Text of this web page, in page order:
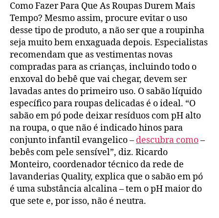
Como Fazer Para Que As Roupas Durem Mais
Tempo? Mesmo assim, procure evitar o uso
desse tipo de produto, a não ser que a roupinha
seja muito bem enxaguada depois. Especialistas
recomendam que as vestimentas novas
compradas para as crianças, incluindo todo o
enxoval do bebê que vai chegar, devem ser
lavadas antes do primeiro uso. O sabão líquido
específico para roupas delicadas é o ideal. “O
sabão em pó pode deixar resíduos com pH alto
na roupa, o que não é indicado hinos para
conjunto infantil evangelico – descubra como–
bebês com pele sensível”, diz. Ricardo
Monteiro, coordenador técnico da rede de
lavanderias Quality, explica que o sabão em pó
é uma substância alcalina – tem o pH maior do
que sete e, por isso, não é neutra.